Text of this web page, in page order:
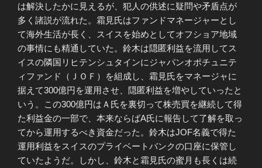
は解決したかに見えるが、犯人の供述に疑問や矛盾点が
多く諸説が流れた。霜見氏はファンドマネージャーとし
て海外生活が長く、スイスを始めとしてオフショア地域
の事情にも精通していた。鈴木は隠匿利益を流用してス
イスの隣国リヒテンシュタインにジャパンオポチュニテ
ィファンド（ＪＯＦ）を組成し、霜見氏をマネージャに
据えて300億円を運用させ、隠匿利益を増やしていったと
いう。この300億円はＡ氏を裏切って株売買を継続して得
た利益金の一部で、本来ならばA氏に報告して了解を取っ
てから運用するべき資金だった。鈴木はJOF名義で得た
運用利益をスイスのプライベートバンクの口座に保管し
ていたようだ。しかし、鈴木と霜見氏の蜜月も長くは続